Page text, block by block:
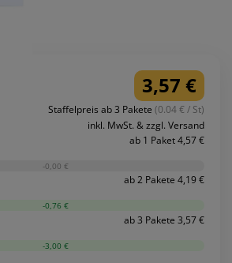
3,57 €
Staffelpreis ab 3 Pakete (0.04 € / St)
inkl. MwSt. & zzgl. Versand
ab 1 Paket 4,57 €
-0,00 €
ab 2 Pakete 4,19 €
-0,76 €
ab 3 Pakete 3,57 €
-3,00 €